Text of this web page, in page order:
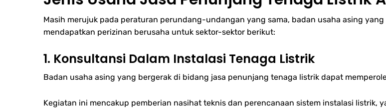
Masih merujuk pada peraturan perundang-undangan yang sama, badan usaha asing
mendapatkan perizinan berusaha untuk sektor-sektor berikut:
1. Konsultansi Dalam Instalasi Tenaga Listrik
Badan usaha asing yang bergerak di bidang jasa penunjang tenaga listrik dapat
Kegiatan ini mencakup pemberian nasihat teknis dan perencanaan sistem instalasi listrik,